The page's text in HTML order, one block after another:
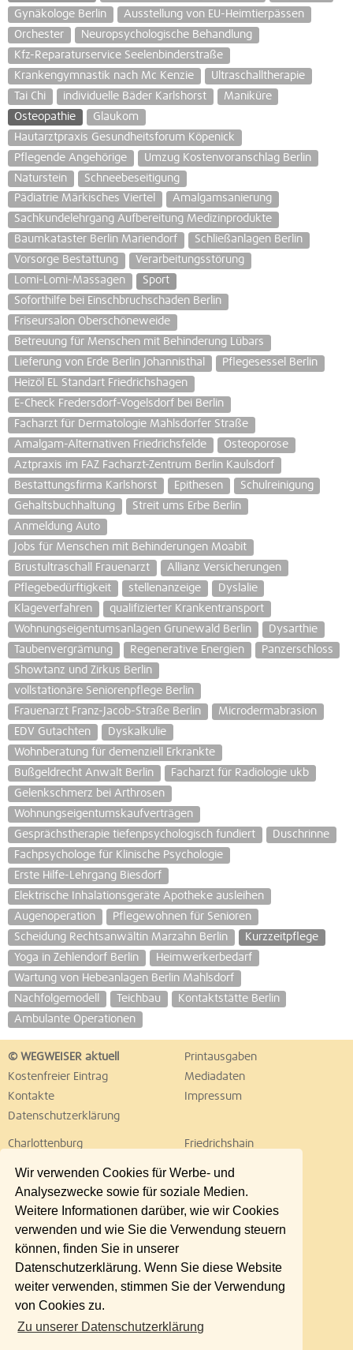
Wir verwenden Cookies für Werbe- und
Analysezwecke sowie für soziale Medien.
Weitere Informationen darüber, wie wir Cookies
verwenden und wie Sie die Verwendung steuern
können, finden Sie in unserer
Datenschutzerklärung. Wenn Sie diese Website
weiter verwenden, stimmen Sie der Verwendung
von Cookies zu.
Zu unserer Datenschutzerklärung
Gynäkologe Berlin
Ausstellung von EU-Heimtierpässen
Orchester
Neuropsychologische Behandlung
Kfz-Reparaturservice Seelenbinderstraße
Krankengymnastik nach Mc Kenzie
Ultraschalltherapie
Tai Chi
individuelle Bäder Karlshorst
Maniküre
Osteopathie
Glaukom
Hautarztpraxis Gesundheitsforum Köpenick
Pflegende Angehörige
Umzug Kostenvoranschlag Berlin
Naturstein
Schneebeseitigung
Pädiatrie Märkisches Viertel
Amalgamsanierung
Sachkundelehrgang Aufbereitung Medizinprodukte
Baumkataster Berlin Mariendorf
Schließanlagen Berlin
Vorsorge Bestattung
Verarbeitungsstörung
Lomi-Lomi-Massagen
Sport
Soforthilfe bei Einschbruchschaden Berlin
Friseursalon Oberschöneweide
Betreuung für Menschen mit Behinderung Lübars
Lieferung von Erde Berlin Johannisthal
Pflegesessel Berlin
Heizöl EL Standart Friedrichshagen
E-Check Fredersdorf-Vogelsdorf bei Berlin
Facharzt für Dermatologie Mahlsdorfer Straße
Amalgam-Alternativen Friedrichsfelde
Osteoporose
Aztpraxis im FAZ Facharzt-Zentrum Berlin Kaulsdorf
Bestattungsfirma Karlshorst
Epithesen
Schulreinigung
Gehaltsbuchhaltung
Streit ums Erbe Berlin
Anmeldung Auto
Jobs für Menschen mit Behinderungen Moabit
Brustultraschall Frauenarzt
Allianz Versicherungen
Pflegebedürftigkeit
stellenanzeige
Dyslalie
Klageverfahren
qualifizierter Krankentransport
Wohnungseigentumsanlagen Grunewald Berlin
Dysarthie
Taubenvergrämung
Regenerative Energien
Panzerschloss
Showtanz und Zirkus Berlin
vollstationäre Seniorenpflege Berlin
Frauenarzt Franz-Jacob-Straße Berlin
Microdermabrasion
EDV Gutachten
Dyskalkulie
Wohnberatung für demenziell Erkrankte
Bußgeldrecht Anwalt Berlin
Facharzt für Radiologie ukb
Gelenkschmerz bei Arthrosen
Wohnungseigentumskaufverträgen
Gesprächstherapie tiefenpsychologisch fundiert
Duschrinne
Fachpsychologe für Klinische Psychologie
Erste Hilfe-Lehrgang Biesdorf
Elektrische Inhalationsgeräte Apotheke ausleihen
Augenoperation
Pflegewohnen für Senioren
Scheidung Rechtsanwältin Marzahn Berlin
Kurzzeitpflege
Yoga in Zehlendorf Berlin
Heimwerkerbedarf
Wartung von Hebeanlagen Berlin Mahlsdorf
Nachfolgemodell
Teichbau
Kontaktstätte Berlin
Ambulante Operationen
© WEGWEISER aktuell
Printausgaben
Kostenfreier Eintrag
Mediadaten
Kontakte
Impressum
Datenschutzerklärung
Charlottenburg
Friedrichshain
Lichtenberg
Marzahn
Neukölln
Pankow
Reinickendorf
Schöneberg
Spandau
Steglitz
Tempelhof
Treptow
Umland Ost